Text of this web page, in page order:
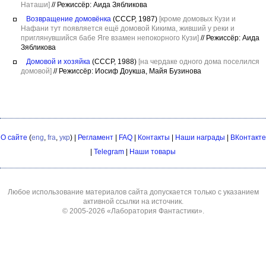
Наташи] //Режиссёр: Аида Зябликова
Возвращение домовёнка (СССР, 1987) [кроме домовых Кузи и
Нафани тут появляется ещё домовой Кикима, живший у реки и
приглянувшийся бабе Яге взамен непокорного Кузи] //Режиссёр: Аида
Зябликова
Домовой и хозяйка (СССР, 1988) [на чердаке одного дома поселился
домовой] //Режиссёр: Иосиф Доукша, Майя Бузинова
О сайте (eng, fra, укр) | Регламент| FAQ| Контакты Наши награды
ВКонтакте
Telegram Наши товары
Любое использование материалов сайта допускается только с указанием
активной ссылки на источник.
© 2005-2026 «Лаборатория Фантастики».